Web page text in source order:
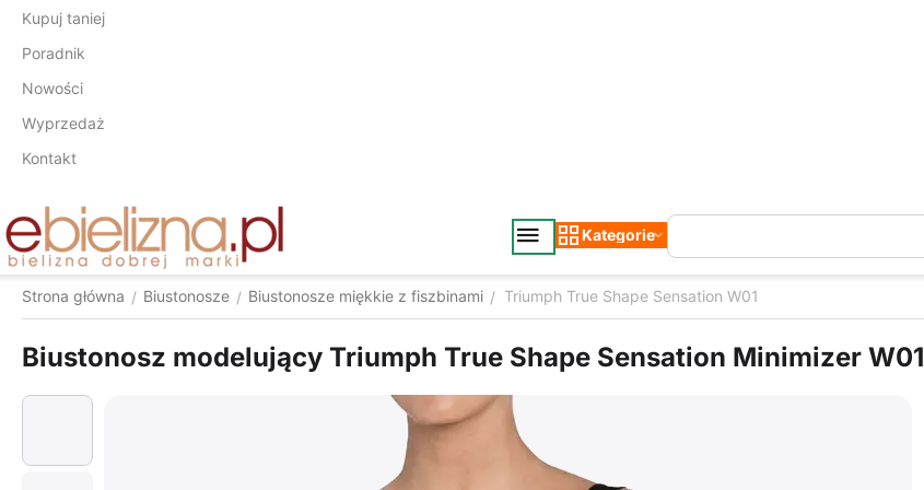
Kupuj taniej
Poradnik
Nowości
Wyprzedaż
Kontakt
Kategorie
Strona główna / Biustonosze / Biustonosze miękkie z fiszbinami / Triumph True Shape Sensation W01
Biustonosz modelujący Triumph True Shape Sensation Minimizer W01